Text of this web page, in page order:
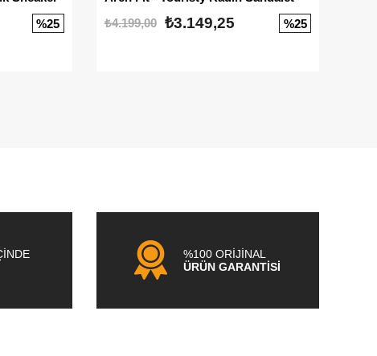
%25
₺4.199,00
₺3.149,25 %25
%100 ORİJİNAL
ÜRÜN GARANTİSİ